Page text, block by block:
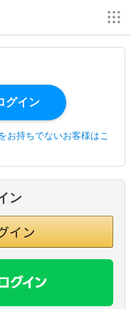
お持ちでないお客様はこ
ン